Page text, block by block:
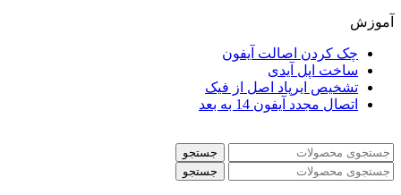
آموزش
چک کردن اصالت آیفون
ساخت اپل آیدی
تشخیص ایرپاد اصل از فیک
اتصال مجدد آیفون 14 به بعد
جستجو
جستجو